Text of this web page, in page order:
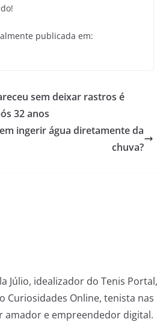
publicada em:
sem deixar rastros é
32 anos
ingerir água diretamente da
chuva?
Júlio, idealizador do Tenis Portal,
Curiosidades Online, tenista nas
amador e empreendedor digital.